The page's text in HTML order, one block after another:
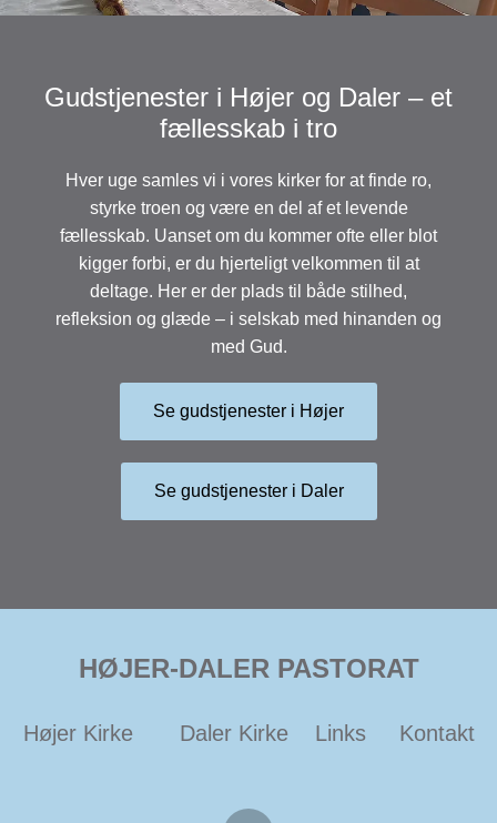
Gudstjenester i Højer og Daler – et
fællesskab i tro
Hver uge samles vi i vores kirker for at finde ro,
styrke troen og være en del af et levende
fællesskab. Uanset om du kommer ofte eller blot
kigger forbi, er du hjerteligt velkommen til at
deltage. Her er der plads til både stilhed,
refleksion og glæde – i selskab med hinanden og
med Gud.
Se gudstjenester i Højer
Se gudstjenester i Daler
HØJER-DALER PASTORAT
Højer Kirke Daler Kirke Links Kontakt